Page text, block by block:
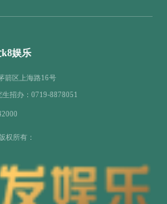
娱乐
箭区上海路16号
招办：0719-8878051
权所有：